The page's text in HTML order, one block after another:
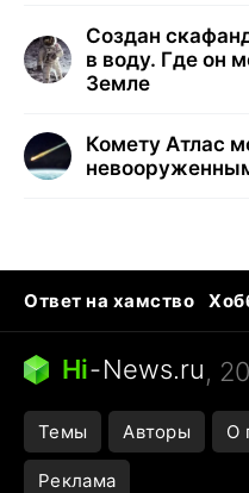
Создан
в воду. Где он
Земле
Комету Атлас
Ответ на хамство
Бензин 100 и 95
Следующая пандемия
Hi-News.ru,
Темы Авторы О
Реклама